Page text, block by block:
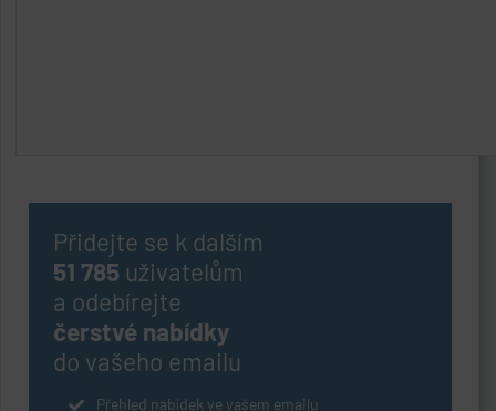
Přidejte se k dalším
51 785 uživatelům
a odebírejte
čerstvé nabídky
do vašeho emailu
Přehled nabídek ve vašem emailu